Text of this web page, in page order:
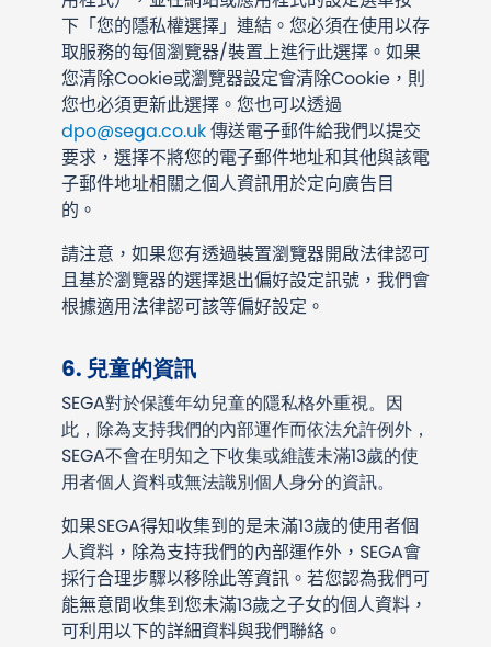
下「您的隱私權選擇」連結。您必須在使用以存
取服務的每個瀏覽器/裝置上進行此選擇。如果
您清除Cookie或瀏覽器設定會清除Cookie，則
您也必須更新此選擇。您也可以透過
dpo@sega.co.uk傳送電子郵件給我們以提交
要求，選擇不將您的電子郵件地址和其他與該電
子郵件地址相關之個人資訊用於定向廣告目
的。
請注意，如果您有透過裝置瀏覽器開啟法律認可
且基於瀏覽器的選擇退出偏好設定訊號，我們會
根據適用法律認可該等偏好設定。
6. 兒童的資訊
SEGA對於保護年幼兒童的隱私格外重視。因
此，除為支持我們的內部運作而依法允許例外，
SEGA不會在明知之下收集或維護未滿13歲的使
用者個人資料或無法識別個人身分的資訊。
如果SEGA得知收集到的是未滿13歲的使用者個
人資料，除為支持我們的內部運作外，SEGA會
採行合理步驟以移除此等資訊。若您認為我們可
能無意間收集到您未滿13歲之子女的個人資料，
可利用以下的詳細資料與我們聯絡。